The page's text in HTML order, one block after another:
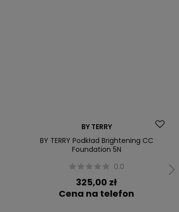
BY TERRY
BY TERRY Podkład Brightening CC
Foundation 5N
0.0
325,00 zł
Cena na telefon